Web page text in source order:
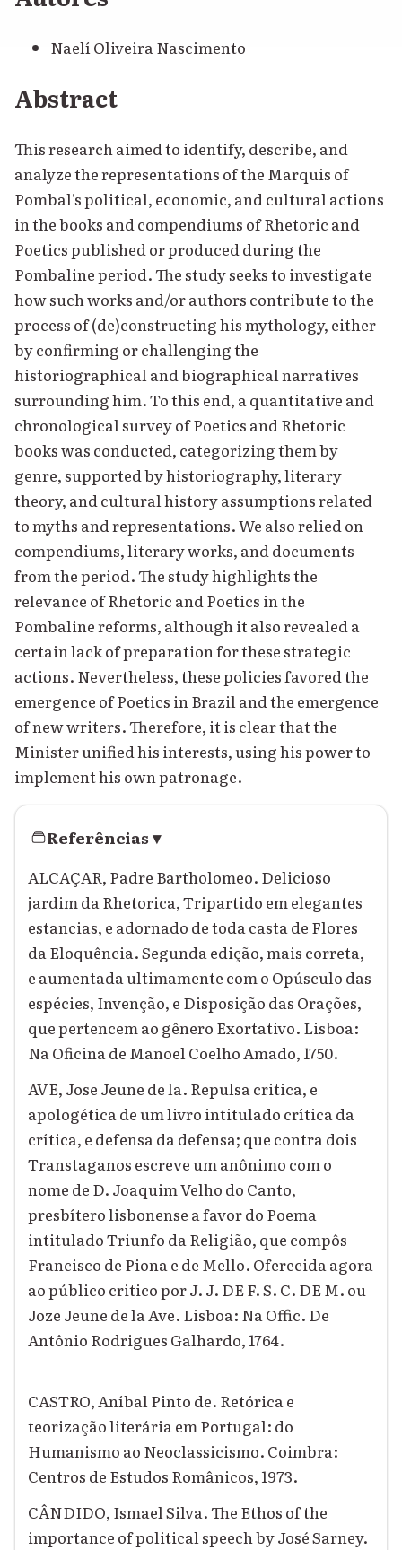
Naelí Oliveira Nascimento
Abstract
This research aimed to identify, describe, and
analyze the representations of the Marquis of
Pombal's political, economic, and cultural actions
in the books and compendiums of Rhetoric and
Poetics published or produced during the
Pombaline period. The study seeks to investigate
how such works and/or authors contribute to the
process of (de)constructing his mythology, either
by confirming or challenging the
historiographical and biographical narratives
surrounding him. To this end, a quantitative and
chronological survey of Poetics and Rhetoric
books was conducted, categorizing them by
genre, supported by historiography, literary
theory, and cultural history assumptions related
to myths and representations. We also relied on
compendiums, literary works, and documents
from the period. The study highlights the
relevance of Rhetoric and Poetics in the
Pombaline reforms, although it also revealed a
certain lack of preparation for these strategic
actions. Nevertheless, these policies favored the
emergence of Poetics in Brazil and the emergence
of new writers. Therefore, it is clear that the
Minister unified his interests, using his power to
implement his own patronage.
Referências▾
ALCAÇAR, Padre Bartholomeo. Delicioso
jardim da Rhetorica, Tripartido em elegantes
estancias, e adornado de toda casta de Flores
da Eloquência. Segunda edição, mais correta,
e aumentada ultimamente com o Opúsculo das
espécies, Invenção, e Disposição das Orações,
que pertencem ao gênero Exortativo. Lisboa:
Na Oficina de Manoel Coelho Amado, 1750.
AVE, Jose Jeune de la. Repulsa critica, e
apologética de um livro intitulado crítica da
crítica, e defensa da defensa; que contra dois
Transtaganos escreve um anônimo com o
nome de D. Joaquim Velho do Canto,
presbítero lisbonense a favor do Poema
intitulado Triunfo da Religião, que compôs
Francisco de Piona e de Mello. Oferecida agora
ao público critico por J. J. DE F. S. C. DE M. ou
Joze Jeune de la Ave. Lisboa: Na Offic. De
Antônio Rodrigues Galhardo, 1764.
CASTRO, Aníbal Pinto de. Retórica e
teorização literária em Portugal: do
Humanismo ao Neoclassicismo. Coimbra:
Centros de Estudos Românicos, 1973.
CÂNDIDO, Ismael Silva. The Ethos of the
importance of political speech by José Sarney.